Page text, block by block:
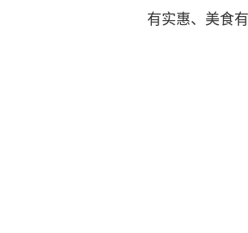
有实惠、美食